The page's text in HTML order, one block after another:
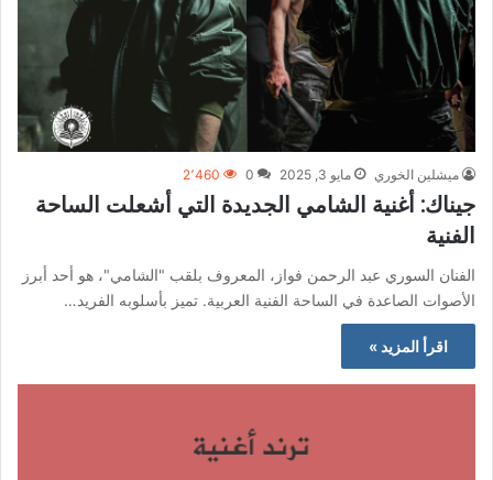
ميشلين الخوري مايو 3, 2025 0 2٬460
جيناك: أغنية الشامي الجديدة التي أشعلت الساحة
الفنية
الفنان السوري عبد الرحمن فواز، المعروف بلقب "الشامي"، هو أحد أبرز
الأصوات الصاعدة في الساحة الفنية العربية. تميز بأسلوبه الفريد…
اقرأ المزيد »